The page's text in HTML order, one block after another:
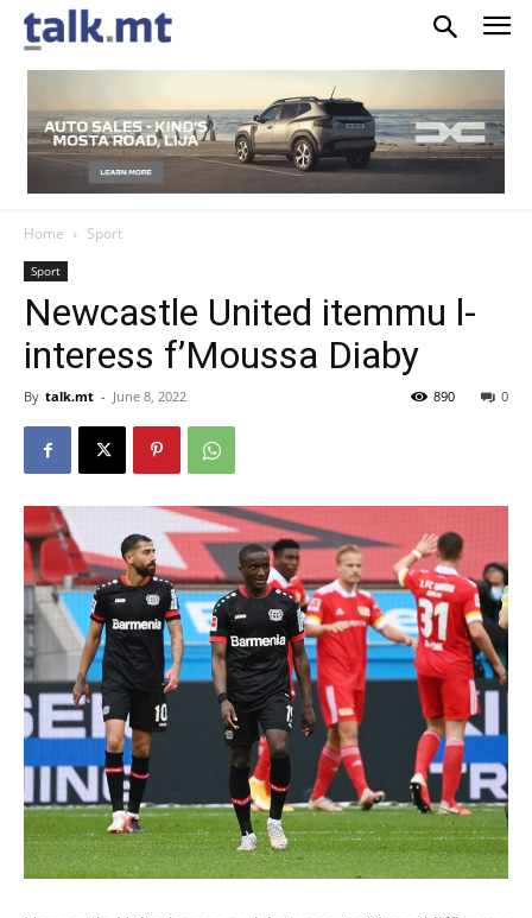
Home Sport
Sport
Newcastle United itemmu l-
interess f’Moussa Diaby
By talk.mt - June 8, 2022 0
890